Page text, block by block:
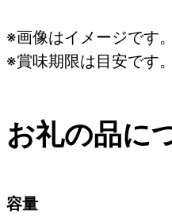
※画像はイメージです。
※賞味期限は目安です
お礼の品に
容量